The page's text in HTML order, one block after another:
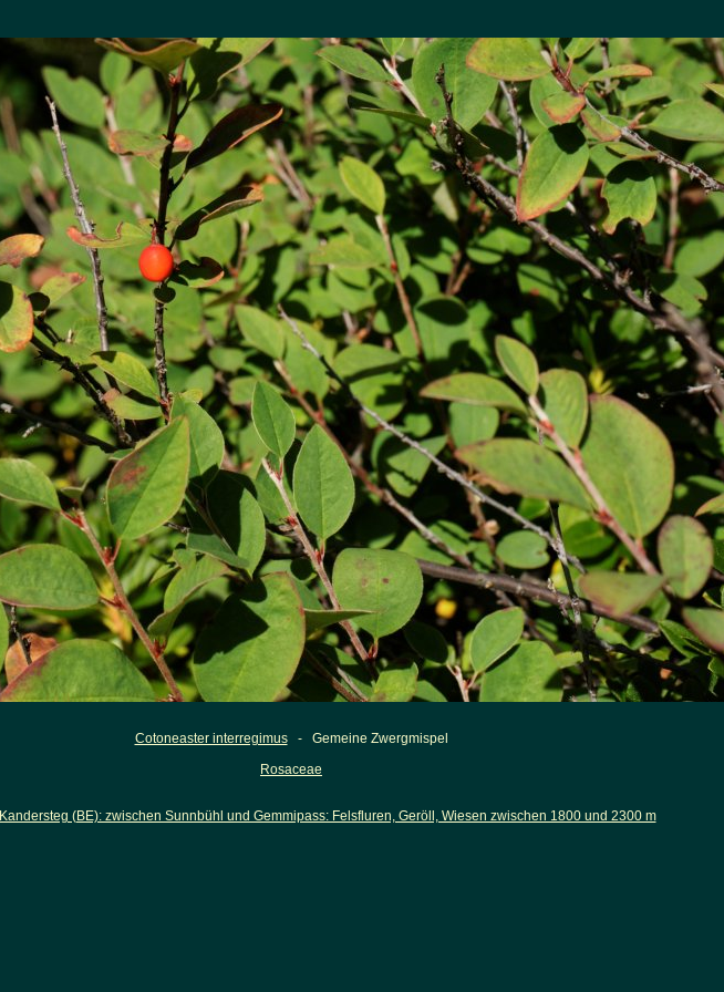
Cotoneaster interregimus- Gemeine Zwergmispel
Rosaceae
Kandersteg (BE): zwischen Sunnbühl und Gemmipass: Felsfluren, Geröll, Wiesen zwischen 1800 und 2300 m